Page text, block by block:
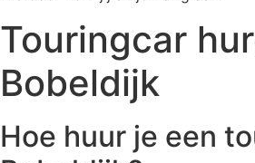
Touringcar
Bobeldijk
Hoe huur je een